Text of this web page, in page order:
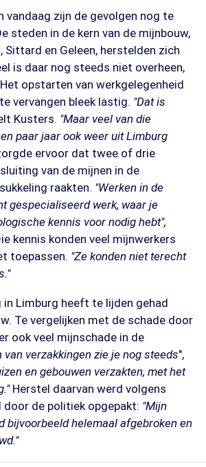
vandaag zijn de gevolgen nog te
steden in de kern van de mijnbouw,
Sittard en Geleen, herstelden zich
is daar nog steeds niet overheen,
opstarten van werkgelegenheid
vervangen bleek lastig. "Dat is
Kusters. "Maar veel van die
paar jaar ook weer uit Limburg
ervoor dat twee of drie
van de mijnen in de
raakten. "Werken in de
gespecialiseerd werk, waar je
kennis voor nodig hebt",
kennis konden veel mijnwerkers
toepassen. "Ze konden niet terecht
in Limburg heeft te lijden gehad
Te vergelijken met de schade door
ook veel mijnschade in de
van verzakkingen zie je nog steeds",
en gebouwen verzakten, met het
Herstel daarvan werd volgens
door de politiek opgepakt: "Mijn
bijvoorbeeld helemaal afgebroken en